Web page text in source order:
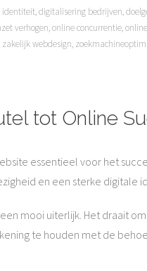
identiteit,digitalisering bedrijven,
verhogen,online concurrentie,
zakelijk webdesign,
tot Online
essentieel voor het
en een sterke digitale
mooi uiterlijk. Het draait
te houden met de